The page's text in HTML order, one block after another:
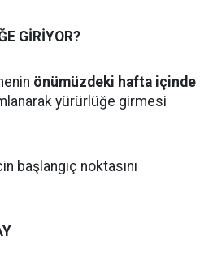
GİRİYOR?
önümüzdeki hafta içinde
yürürlüğe girmesi
başlangıç noktasını